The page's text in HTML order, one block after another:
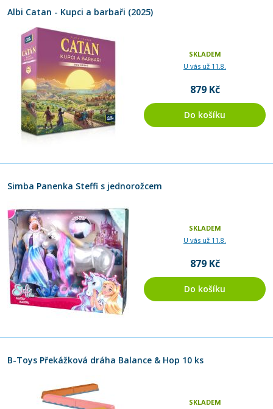
Albi Catan - Kupci a barbaři (2025)
SKLADEM
U vás už 11.8.
879 Kč
Do košíku
Simba Panenka Steffi s jednorožcem
SKLADEM
U vás už 11.8.
879 Kč
Do košíku
B-Toys Překážková dráha Balance & Hop 10 ks
SKLADEM